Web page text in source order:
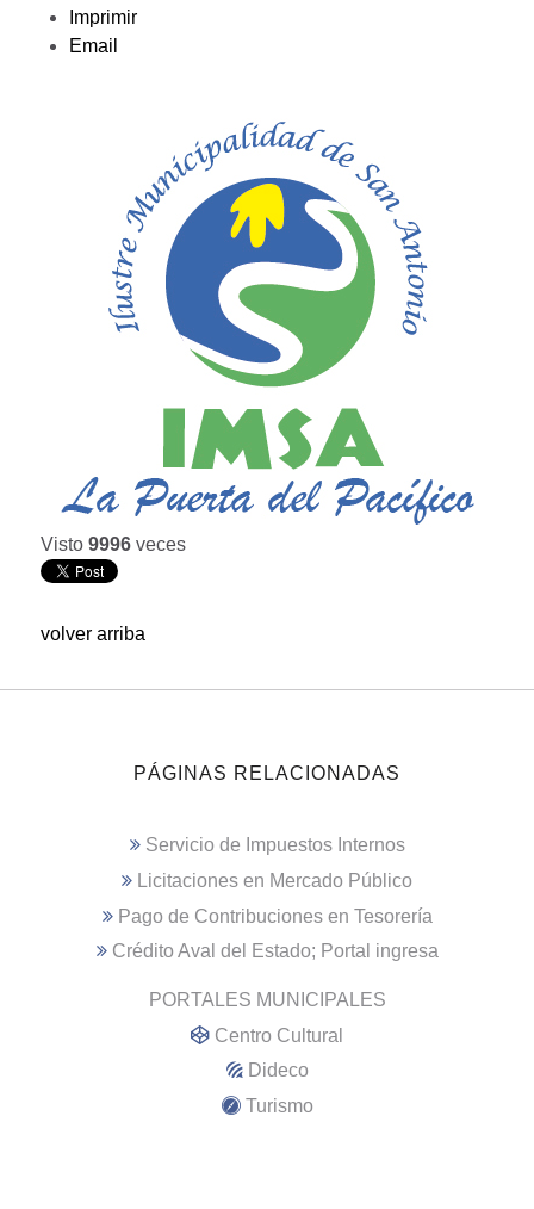
Imprimir
Email
Visto 9996 veces
volver arriba
PÁGINAS RELACIONADAS
Servicio de Impuestos Internos
Licitaciones en Mercado Público
Pago de Contribuciones en Tesorería
Crédito Aval del Estado; Portal ingresa
PORTALES MUNICIPALES
Centro Cultural
Dideco
Turismo